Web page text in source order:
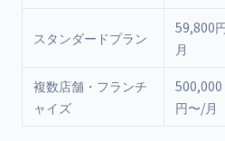
スタンダードプラン
59,800
月
複数店舗・フランチ
ャイズ
500,000
円〜/月